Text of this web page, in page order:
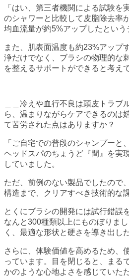
「はい、第三者機関による試験を
のシャワーと比較して皮脂除去率
均血流量が約5%アップしたという
また、肌表面温度も約23%アップ
浄だけでなく、ブラシの物理的な
を整えるサポートができると考え
＿＿冷えや血行不良は頭皮トラブ
ら、温まりながらケアできるのは
て苦労された点はありますか？
「ご自宅での普段のシャンプーと
ヘッドスパのちょうど『間』を実
していました。
ただ、前例のない製品でしたので
構造まで、クリアすべき技術的な
とくにブラシの開発には試行錯誤
なんと300種類以上にものぼりま
く、最適な形状と硬さを導き出し
さらに、体験価値を高めるため、
っています。目を閉じると、まる
かのような心地よさを感じていた